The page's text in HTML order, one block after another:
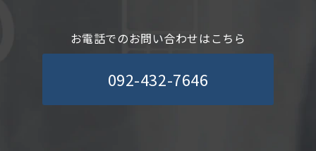
お電話でのお問い合わせはこちら
092-432-7646